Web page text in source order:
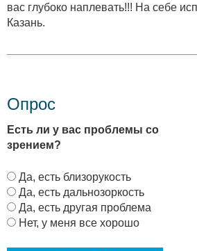
вас глубоко наплевать!!! На себе
Казань.
Опрос
Есть ли у вас проблемы со
зрением?
В
а
р
и
Да, есть близорукость
Да, есть дальнозоркость
Да, есть другая проблема
Нет, у меня все хорошо